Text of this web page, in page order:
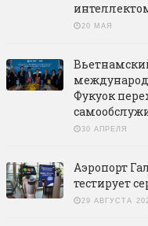
20 МАЯ
Фукуок
30 АПРЕЛЯ
Аэропорт
тестирует
29 АВГУСТА